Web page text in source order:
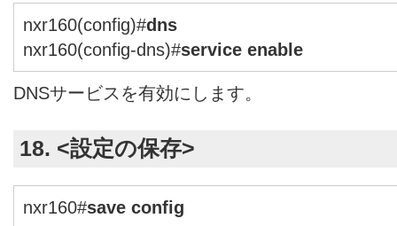
nxr160(config)#dns
nxr160(config-dns)#service enable
DNSサービスを有効にします。
18. <設定の保存>
nxr160#save config